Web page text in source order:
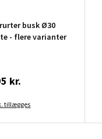
busk Ø30
- flere varianter
kr.
tillægges